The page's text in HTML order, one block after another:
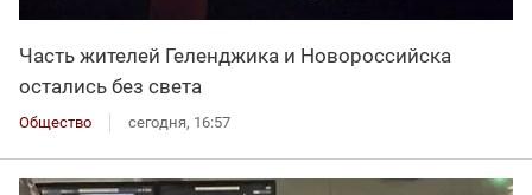
Часть жителей Геленджика и Новороссийска
остались без света
Общество сегодня, 16:57